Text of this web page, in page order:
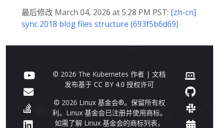
最后修改 March 04, 2026 at 5:28 PM PST: [zh-cn]
sync 2018 blog files structure (693f5b6d69)
© 2026 The Kubernetes 作者 | 文档
发布基于CC BY 4.0 授权许可
© 2026 Linux 基金会®。保留所有权
利。Linux 基金会已注册并使用商标。
如需了解 Linux 基金会的商标列表，